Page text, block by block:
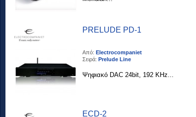
PRELUDE PD-1
Από: Electrocompaniet
Σειρά: Prelude Line
Ψηφιακό DAC 24bit, 192 KHz...
ECD-2